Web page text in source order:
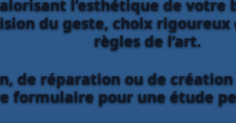
l’esthétique de votre
du geste, choix
règles de l’art.
de réparation ou de
formulaire pour une étude